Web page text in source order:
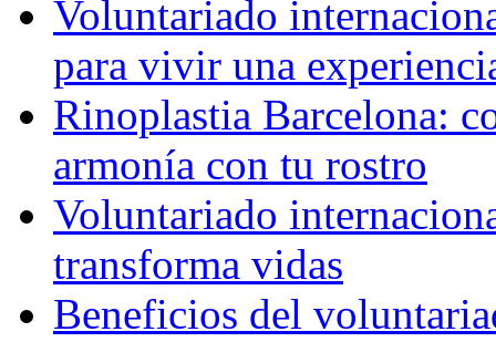
Voluntariado
para vivir una
Rinoplastia Barcelona:
armonía con tu rostro
Voluntariado
transforma vidas
Beneficios del